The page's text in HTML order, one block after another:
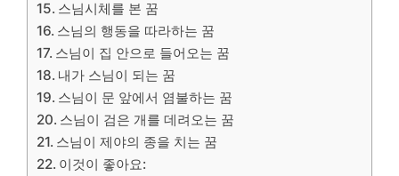
스님시체를 본 꿈
스님의 행동을 따라하는 꿈
스님이 집 안으로 들어오는 꿈
내가 스님이 되는 꿈
스님이 문 앞에서 염불하는 꿈
스님이 검은 개를 데려오는 꿈
스님이 제야의 종을 치는 꿈
이것이 좋아요: